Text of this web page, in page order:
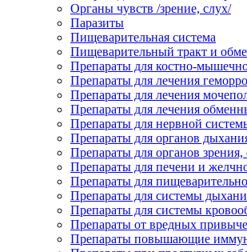
Органы чувств /зрение, слух/
Паразиты
Пищеварительная система
Пищеварительный тракт и
Препараты для костно-
Препараты для лечения
Препараты для лечения
Препараты для лечения
Препараты для нервной
Препараты для органов
Препараты для органов зрения,
Препараты для печени и
Препараты для
Препараты для системы
Препараты для системы
Препараты от вредных
Препараты повышающие